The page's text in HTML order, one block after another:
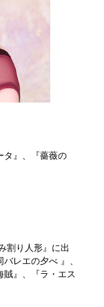
タ』、『薔薇の
割り人形』に出
レエの夕べ 』、
賊』、『ラ・エス